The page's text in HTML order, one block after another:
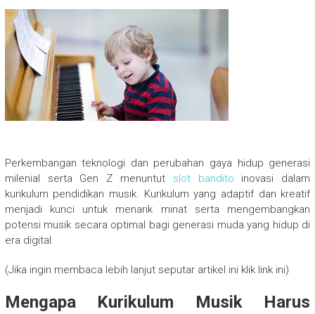
Perkembangan teknologi dan perubahan gaya hidup generasi
milenial serta Gen Z menuntut slot bandito inovasi dalam
kurikulum pendidikan musik. Kurikulum yang adaptif dan kreatif
menjadi kunci untuk menarik minat serta mengembangkan
potensi musik secara optimal bagi generasi muda yang hidup di
era digital.
(Jika ingin membaca lebih lanjut seputar artikel ini klik link ini)
Mengapa Kurikulum Musik Harus